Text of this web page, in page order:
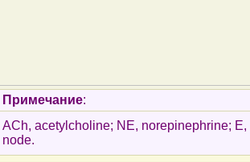
Примечание:
ACh, acetylcholine; NE, norepinephrine;
node.